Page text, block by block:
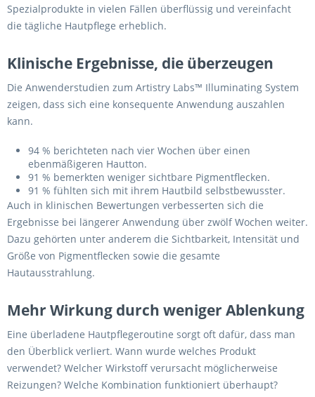
Spezialprodukte in vielen Fällen überflüssig und vereinfacht
die tägliche Hautpflege erheblich.
Klinische Ergebnisse, die überzeugen
Die Anwenderstudien zum Artistry Labs™ Illuminating System
zeigen, dass sich eine konsequente Anwendung auszahlen
kann.
94 % berichteten nach vier Wochen über einen
ebenmäßigeren Hautton.
91 % bemerkten weniger sichtbare Pigmentflecken.
91 % fühlten sich mit ihrem Hautbild selbstbewusster.
Auch in klinischen Bewertungen verbesserten sich die
Ergebnisse bei längerer Anwendung über zwölf Wochen weiter.
Dazu gehörten unter anderem die Sichtbarkeit, Intensität und
Größe von Pigmentflecken sowie die gesamte
Hautausstrahlung.
Mehr Wirkung durch weniger Ablenkung
Eine überladene Hautpflegeroutine sorgt oft dafür, dass man
den Überblick verliert. Wann wurde welches Produkt
verwendet? Welcher Wirkstoff verursacht möglicherweise
Reizungen? Welche Kombination funktioniert überhaupt?